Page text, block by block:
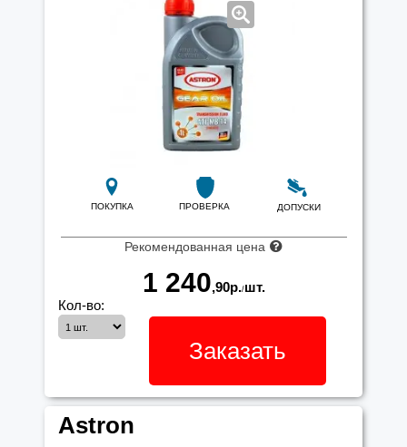
ПОКУПКА ПРОВЕРКА ДОПУСКИ
Рекомендованная цена
1 240,90р./шт.
Кол-во:
Заказать
Astron